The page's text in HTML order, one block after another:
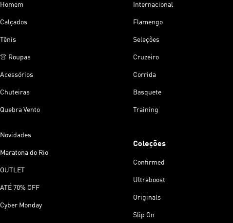
Homem
Calçados
Tênis
👚 Roupas
Acessórios
Chuteiras
Quebra Vento
Novidades
Maratona do Rio
OUTLET
ATÉ 70% OFF
Cyber Monday
Internacional
Flamengo
Seleções
Cruzeiro
Corrida
Basquete
Training
Coleções
Confirmed
Ultraboost
Originals
Slip On